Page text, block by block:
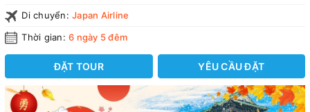
Di chuyển: Japan Airline
Thời gian: 6 ngày 5 đêm
ĐẶT TOUR YÊU CẦU ĐẶT